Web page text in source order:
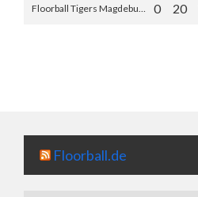
Floorball Tigers Magdeburg 0 20
Floorball.de